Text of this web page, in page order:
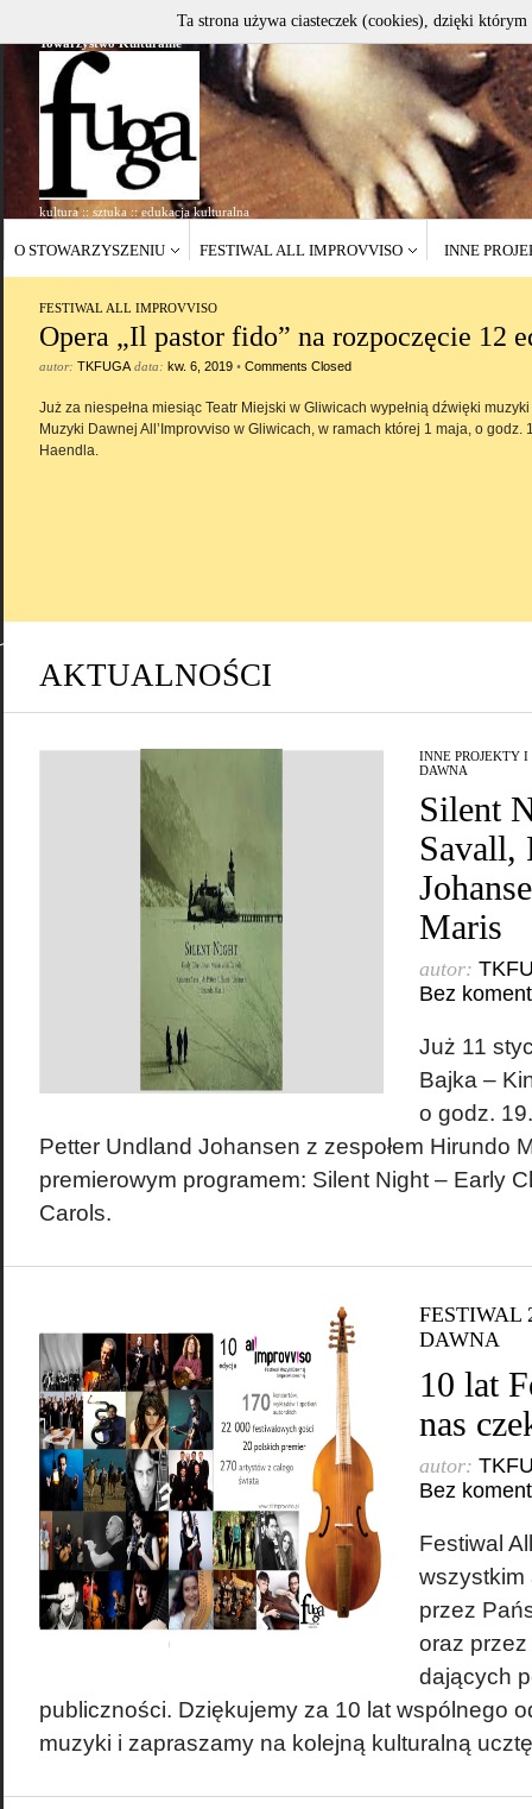
Towarzystwo Kulturalne
kultura :: sztuka :: edukacja kulturalna
O STOWARZYSZENIU FESTIWAL ALL IMPROVVISO INNE
FESTIWAL ALL IMPROVVISO
Opera „Il pastor fido” na rozpoczęcie 12
autor: TKFUGAdata: kw. 6, 2019• Comments Closed
Już za niespełna miesiąc Teatr Miejski w Gliwicach wypełnią dźwięki
Muzyki Dawnej All’Improvviso w Gliwicach, w ramach której 1 maja, o
Haendla.
AKTUALNOŚCI
INNE PROJEKTY I
DAWNA
Silent
Savall,
Maris
autor:
Bez
Już 11
Bajka –
o godz.
Petter Undland Johansen z zespołem Hirundo
premierowym programem: Silent Night – Early
Carols.
FESTIWAL
DAWNA
10 lat
nas
autor:
Bez
Festiwal
wszystkim
przez
oraz przez
dających
publiczności. Dziękujemy za 10 lat wspólnego
muzyki i zapraszamy na kolejną kulturalną
Ta strona używa ciasteczek (cookies), dzięki